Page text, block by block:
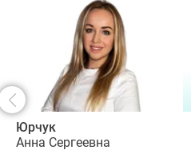
Юрчук
Анна Сергеевна